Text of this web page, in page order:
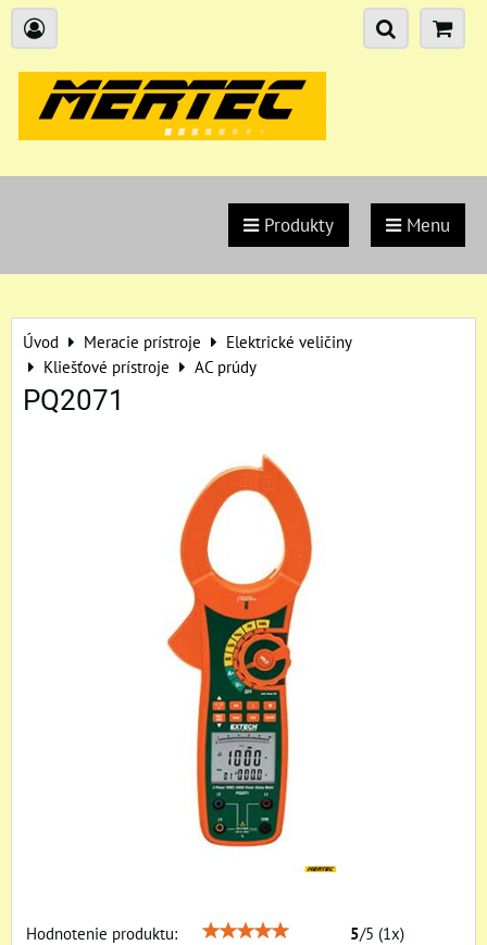
Produkty Menu
Úvod Meracie prístroje
Elektrické veličiny
Kliešťové prístroje
AC prúdy
PQ2071
Hodnotenie produktu: 5/5 (1x)